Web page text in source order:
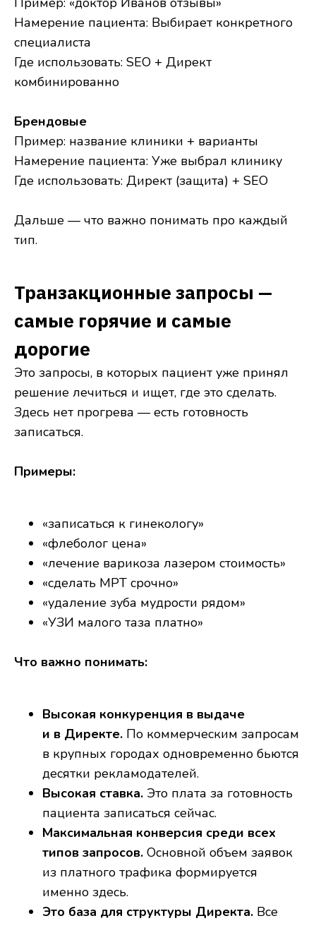
Намерение пациента: Выбирает конкретного
специалиста
Где использовать: SEO + Директ
комбинированно
Брендовые
Пример: название клиники + варианты
Намерение пациента: Уже выбрал клинику
Где использовать: Директ (защита) + SEO
Дальше — что важно понимать про каждый
тип.
Транзакционные запросы —
самые горячие и самые
дорогие
Это запросы, в которых пациент уже принял
решение лечиться и ищет, где это сделать.
Здесь нет прогрева — есть готовность
записаться.
Примеры:
«записаться к гинекологу»
«флеболог цена»
«лечение варикоза лазером стоимость»
«сделать МРТ срочно»
«удаление зуба мудрости рядом»
«УЗИ малого таза платно»
Что важно понимать:
Высокая конкуренция в выдаче
и в Директе. По коммерческим запросам
в крупных городах одновременно бьются
десятки рекламодателей.
Высокая ставка. Это плата за готовность
пациента записаться сейчас.
Максимальная конверсия среди всех
типов запросов. Основной объем заявок
из платного трафика формируется
именно здесь.
Это база для структуры Директа. Все